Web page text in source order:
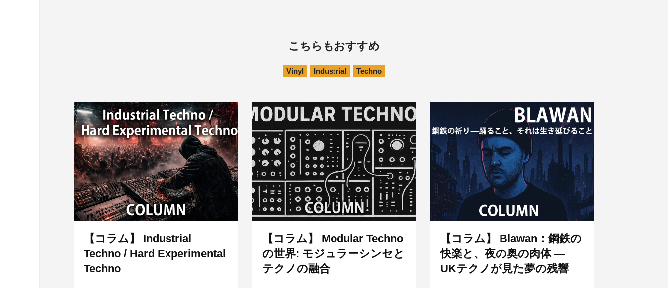
こちらもおすすめ
Vinyl Industrial Techno
【コラム】 Industrial
Techno / Hard Experimental
Techno
【コラム】 Modular Techno
の世界: モジュラーシンセと
テクノの融合
【コラム】 Blawan：鋼鉄の
快楽と、夜の奥の肉体 —
UKテクノが見た夢の残響